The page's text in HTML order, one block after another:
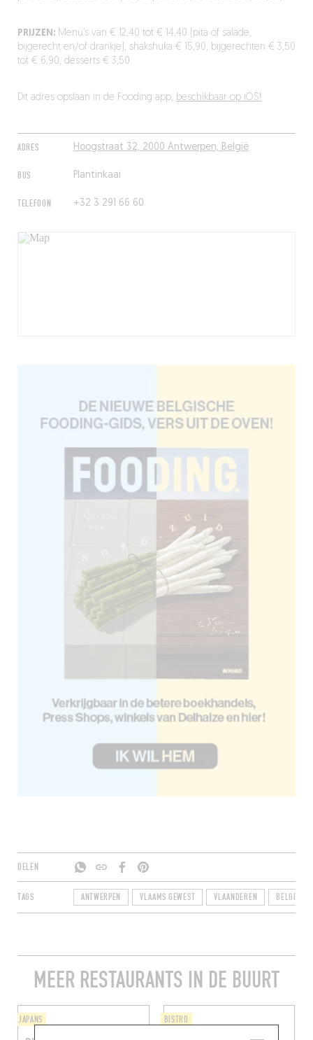
ADRES Hoogstraat 32, 2000 Antwerpen, België
BUS Plantinkaai
TELEFOON +32 3 291 66 60
PRIJZEN:Menu’s van € 12,40 tot € 14,40 (pita of salade,
bijgerecht en/of drankje), shakshuka € 15,90, bijgerechten € 3,50
tot € 6,90, desserts € 3,50.
Dit adres opslaan in de Fooding app, beschikbaar op iOS!
DELEN
TAGS ANTWERPEN VLAAMS GEWEST VLAANDEREN BELGIË
MEER RESTAURANTS IN DE BUURT
JAPANS BISTRO